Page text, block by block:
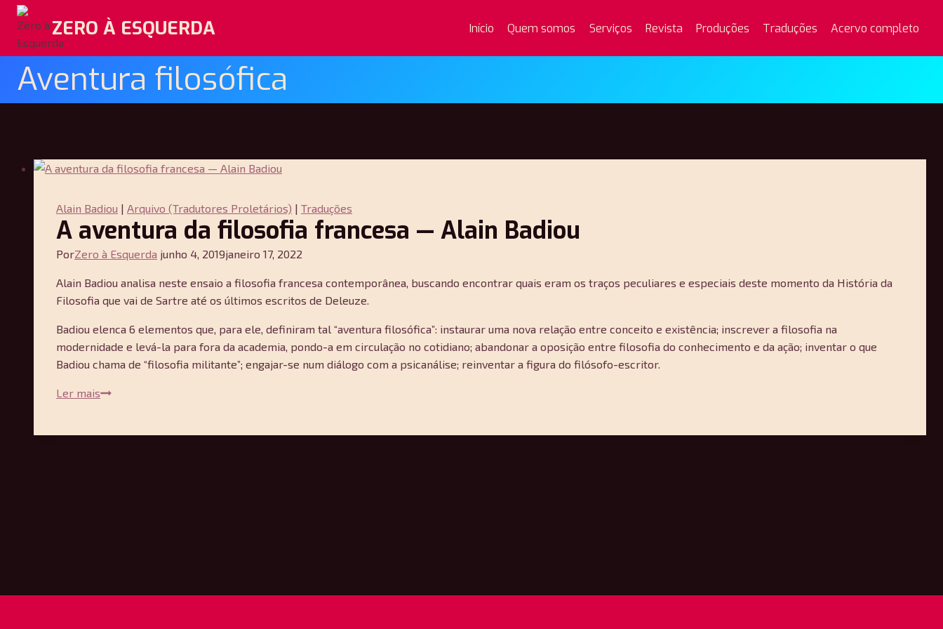
Pular
para
Conteúdo
ZERO À ESQUERDA Início Quem somos Serviços Revista Produções Traduções Acervo completo
Aventura filosófica
Alain Badiou | Arquivo (Tradutores Proletários) | Traduções
A aventura da filosofia francesa — Alain Badiou
PorZero à Esquerda junho 4, 2019janeiro 17, 2022
Alain Badiou analisa neste ensaio a filosofia francesa contemporânea, buscando encontrar quais eram os traços peculiares e especiais deste momento da História da
Filosofia que vai de Sartre até os últimos escritos de Deleuze.
Badiou elenca 6 elementos que, para ele, definiram tal “aventura filosófica”: instaurar uma nova relação entre conceito e existência; inscrever a filosofia na
modernidade e levá-la para fora da academia, pondo-a em circulação no cotidiano; abandonar a oposição entre filosofia do conhecimento e da ação; inventar o que
Badiou chama de “filosofia militante”; engajar-se num diálogo com a psicanálise; reinventar a figura do filósofo-escritor.
Ler maisA